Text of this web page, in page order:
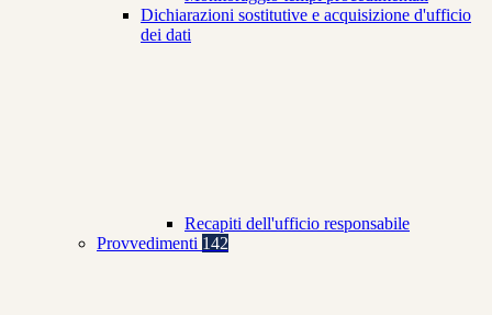
Dichiarazioni sostitutive e acquisizione d'ufficio
dei dati
Recapiti dell'ufficio responsabile
Provvedimenti 142